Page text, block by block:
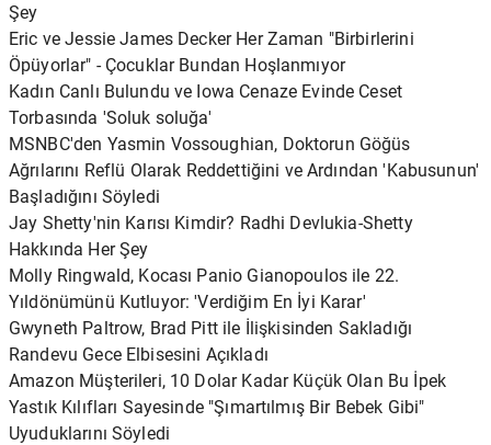
Şey
Eric ve Jessie James Decker Her Zaman "Birbirlerini
Öpüyorlar" - Çocuklar Bundan Hoşlanmıyor
Kadın Canlı Bulundu ve Iowa Cenaze Evinde Ceset
Torbasında 'Soluk soluğa'
MSNBC'den Yasmin Vossoughian, Doktorun Göğüs
Ağrılarını Reflü Olarak Reddettiğini ve Ardından 'Kabusunun'
Başladığını Söyledi
Jay Shetty'nin Karısı Kimdir? Radhi Devlukia-Shetty
Hakkında Her Şey
Molly Ringwald, Kocası Panio Gianopoulos ile 22.
Yıldönümünü Kutluyor: 'Verdiğim En İyi Karar'
Gwyneth Paltrow, Brad Pitt ile İlişkisinden Sakladığı
Randevu Gece Elbisesini Açıkladı
Amazon Müşterileri, 10 Dolar Kadar Küçük Olan Bu İpek
Yastık Kılıfları Sayesinde "Şımartılmış Bir Bebek Gibi"
Uyuduklarını Söyledi